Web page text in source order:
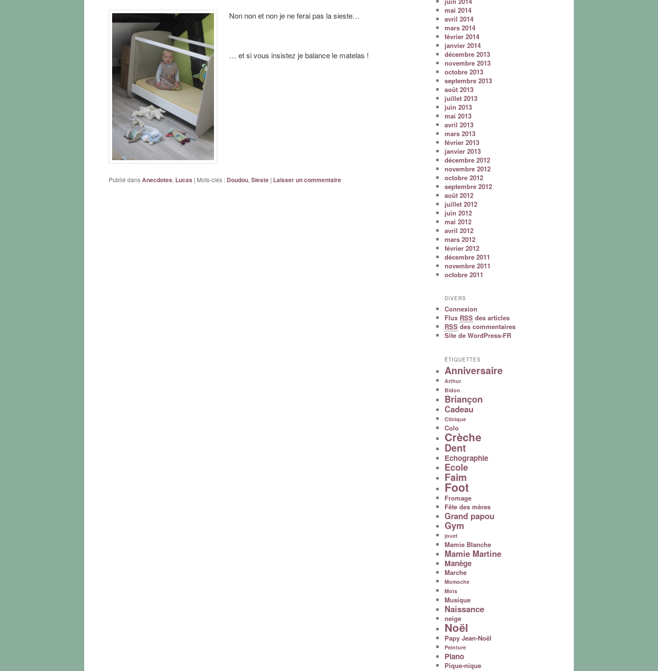
Non non et non je ne ferai pas la sieste…
… et si vous insistez je balance le matelas !
Publié dansAnecdotes, Lucas | Mots-clés : Doudou,Sieste | Laisser un commentaire
mai 2014
avril 2014
mars 2014
février 2014
janvier 2014
décembre 2013
novembre 2013
octobre 2013
septembre 2013
août 2013
juillet 2013
juin 2013
mai 2013
avril 2013
mars 2013
février 2013
janvier 2013
décembre 2012
novembre 2012
octobre 2012
septembre 2012
août 2012
juillet 2012
juin 2012
mai 2012
avril 2012
mars 2012
février 2012
décembre 2011
novembre 2011
octobre 2011
DIVERS
Connexion
Flux RSS des articles
RSS des commentaires
Site de WordPress-FR
ÉTIQUETTES
Anniversaire
Arthur
Bidon
Briançon
Cadeau
Clinique
Colo
Crèche
Dent
Echographie
Ecole
Faim
Foot
Fromage
Fête des mères
Grand papou
Gym
jouet
Mamie Blanche
Mamie Martine
Manège
Marche
Momoche
Mots
Musique
Naissance
neige
Noël
Papy Jean-Noël
Peinture
Piano
Pique-nique